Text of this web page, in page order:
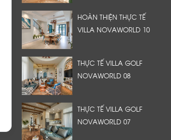
HOÀN THIỆN THỰC TẾ
VILLA NOVAWORLD 10
THỰC TẾ VILLA GOLF
NOVAWORLD 08
THỰC TẾ VILLA GOLF
NOVAWORLD 07